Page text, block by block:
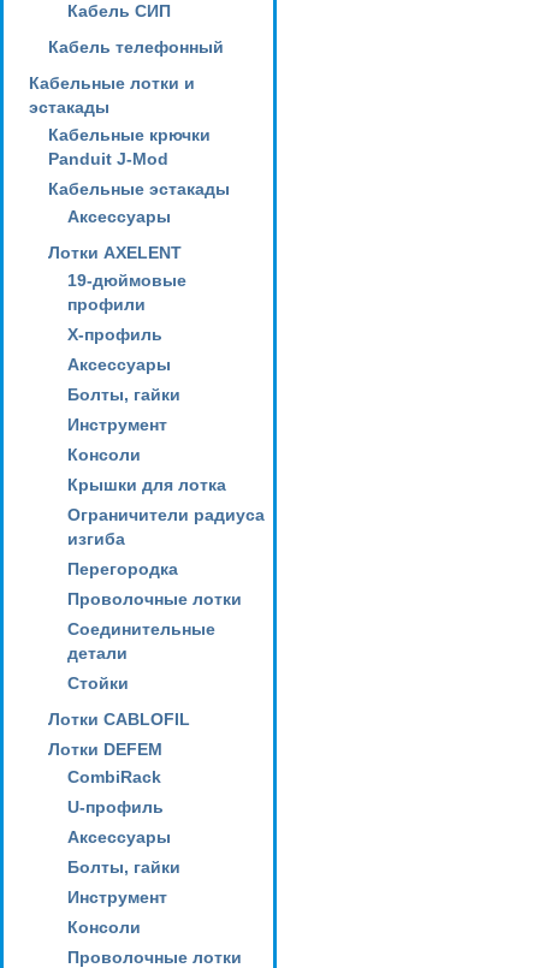
Кабель СИП
Кабель телефонный
Кабельные лотки и
эстакады
Кабельные крючки
Panduit J-Mod
Кабельные эстакады
Аксессуары
Лотки AXELENT
19-дюймовые
профили
X-профиль
Аксессуары
Болты, гайки
Инструмент
Консоли
Крышки для лотка
Ограничители радиуса
изгиба
Перегородка
Проволочные лотки
Соединительные
детали
Стойки
Лотки CABLOFIL
Лотки DEFEM
CombiRack
U-профиль
Аксессуары
Болты, гайки
Инструмент
Консоли
Проволочные лотки